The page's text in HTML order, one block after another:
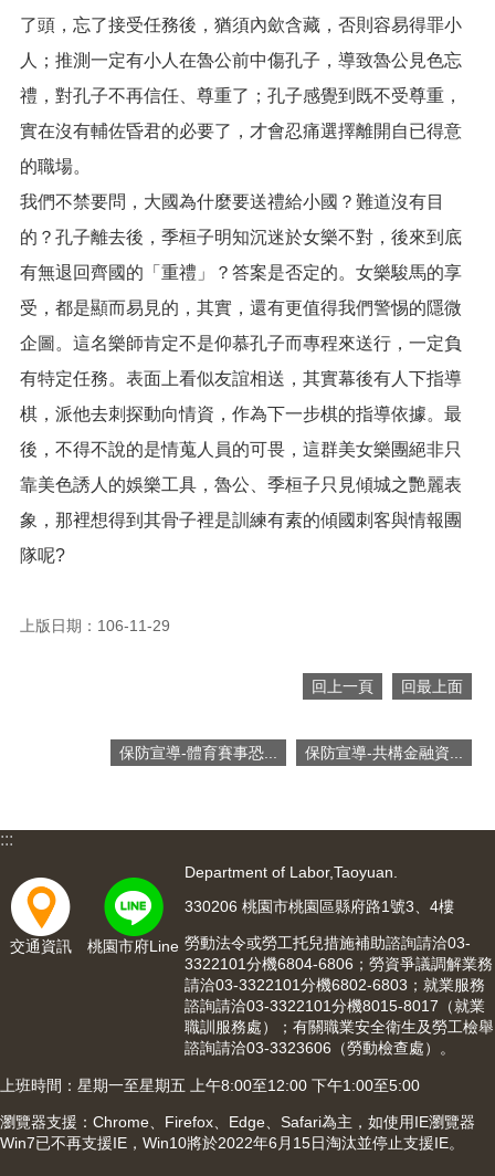
了頭，忘了接受任務後，猶須內歛含藏，否則容易得罪小
人；推測一定有小人在魯公前中傷孔子，導致魯公見色忘
禮，對孔子不再信任、尊重了；孔子感覺到既不受尊重，
實在沒有輔佐昏君的必要了，才會忍痛選擇離開自已得意
的職場。
我們不禁要問，大國為什麼要送禮給小國？難道沒有目
的？孔子離去後，季桓子明知沉迷於女樂不對，後來到底
有無退回齊國的「重禮」？答案是否定的。女樂駿馬的享
受，都是顯而易見的，其實，還有更值得我們警惕的隱微
企圖。這名樂師肯定不是仰慕孔子而專程來送行，一定負
有特定任務。表面上看似友誼相送，其實幕後有人下指導
棋，派他去刺探動向情資，作為下一步棋的指導依據。最
後，不得不說的是情蒐人員的可畏，這群美女樂團絕非只
靠美色誘人的娛樂工具，魯公、季桓子只見傾城之艷麗表
象，那裡想得到其骨子裡是訓練有素的傾國刺客與情報團
隊呢?
上版日期：106-11-29
回上一頁 回最上面
保防宣導-體育賽事恐... 保防宣導-共構金融資...
:::
交通資訊 桃園市府Line
Department of Labor,Taoyuan.
330206 桃園市桃園區縣府路1號3、4樓
勞動法令或勞工托兒措施補助諮詢請洽03-
3322101分機6804-6806；勞資爭議調解業務
請洽03-3322101分機6802-6803；就業服務
諮詢請洽03-3322101分機8015-8017（就業
職訓服務處）；有關職業安全衛生及勞工檢舉
諮詢請洽03-3323606（勞動檢查處）。
上班時間：星期一至星期五 上午8:00至12:00 下午1:00至5:00
瀏覽器支援：Chrome、Firefox、Edge、Safari為主，如使用IE瀏覽器
Win7已不再支援IE，Win10將於2022年6月15日淘汰並停止支援IE。